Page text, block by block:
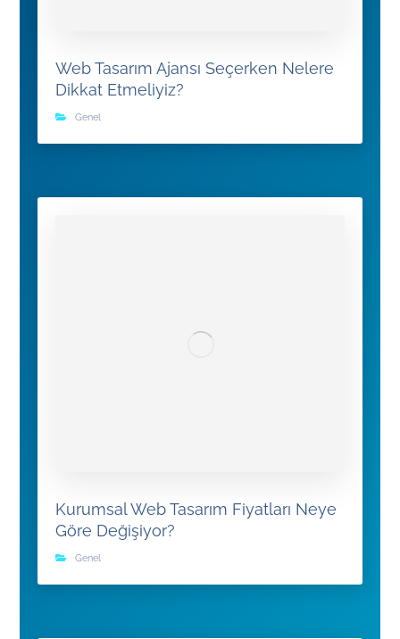
Web Tasarım Ajansı Seçerken Nelere
Dikkat Etmeliyiz?
Genel
Kurumsal Web Tasarım Fiyatları Neye
Göre Değişiyor?
Genel